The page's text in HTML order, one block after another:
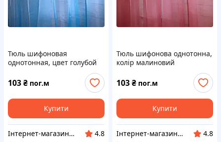
Тюль шифоновая
однотонная, цвет голубой
103₴ пог.м
Купити
Інтернет-магазин "VR-Textil"
4.8
Тюль шифонова однотонна,
колір малиновий
103₴ пог.м
Купити
Інтернет-магазин "VR-Textil"
4.8